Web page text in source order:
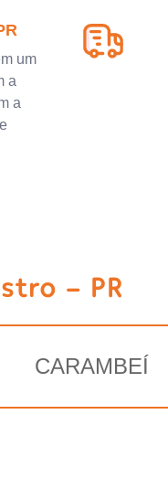
um
a
a
- PR
CARAMBEÍ